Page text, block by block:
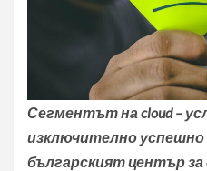
Сегментът на cloud –
изключително успешно
българският център